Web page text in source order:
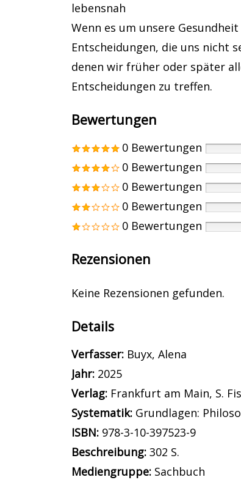
lebensnah
Wenn es um unsere
Entscheidungen, die uns nicht
denen wir früher oder später
Entscheidungen zu treffen.
Bewertungen
0 Bewertungen
0 Bewertungen
0 Bewertungen
0 Bewertungen
0 Bewertungen
Rezensionen
Keine Rezensionen gefunden.
Details
Verfasser: Suche nach diesem
Buyx, Alena
Jahr: 2025
Verlag: Frankfurt am Main, S.
opens in new tab
Diesen Link in neuem Tab
Systematik: Suche nach dieser
Grundlagen:
Suche nach diesem
ISBN: 978-3-10-397523-9
Beschreibung: 302 S.
Suche nach dieser Beteiligten
Mediengruppe: Sachbuch